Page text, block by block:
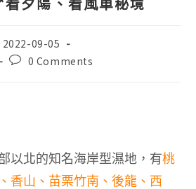
2022-09-05
0 Comments
以北的知名海岸型濕地，有桃
香山、苗栗竹南、後龍、西